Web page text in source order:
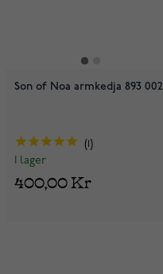
Son of Noa armkedja 893 002
I lager
400,00 Kr